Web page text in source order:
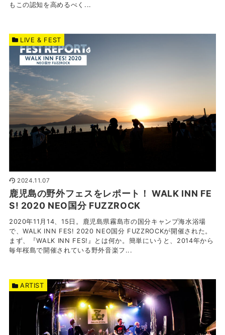
もこの認知を高めるべく...
2024.11.07
鹿児島の野外フェスをレポート！ WALK INN FE
S! 2020 NEO国分 FUZZROCK
2020年11月14、15日。鹿児島県霧島市の国分キャンプ海水浴場
で、WALK INN FES! 2020 NEO国分 FUZZROCKが開催された。
まず、『WALK INN FES!』とは何か。簡単にいうと、2014年から
毎年桜島で開催されている野外音楽フ...
LIVE & FEST
ARTIST